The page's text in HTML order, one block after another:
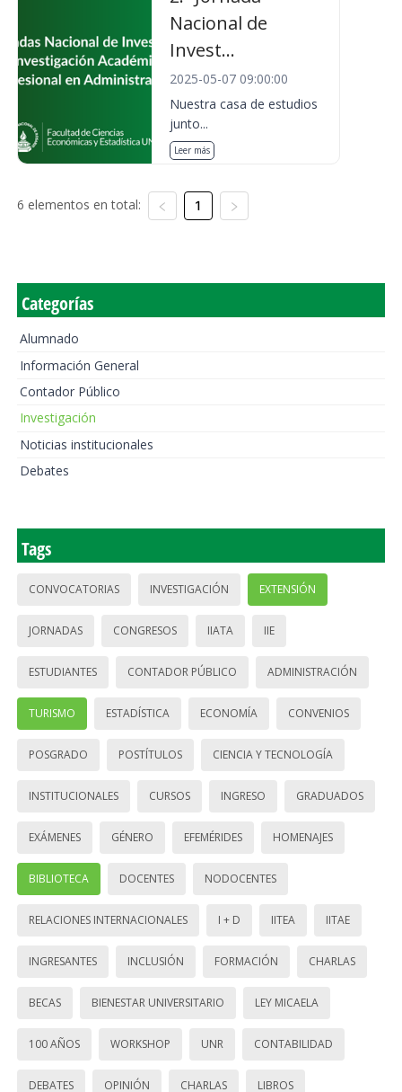
Nacional de
Invest...
2025-05-07 09:00:00
Nuestra casa de estudios
junto...
Leer más
6 elementos en total: 1
Categorías
Alumnado
Información General
Contador Público
Investigación
Noticias institucionales
Debates
Tags
CONVOCATORIAS INVESTIGACIÓN EXTENSIÓN
JORNADAS CONGRESOS IIATA IIE
ESTUDIANTES CONTADOR PÚBLICO ADMINISTRACIÓN
TURISMO ESTADÍSTICA ECONOMÍA CONVENIOS
POSGRADO POSTÍTULOS CIENCIA Y TECNOLOGÍA
INSTITUCIONALES CURSOS INGRESO GRADUADOS
EXÁMENES GÉNERO EFEMÉRIDES HOMENAJES
BIBLIOTECA DOCENTES NODOCENTES
RELACIONES INTERNACIONALES I + D IITEA IITAE
INGRESANTES INCLUSIÓN FORMACIÓN CHARLAS
BECAS BIENESTAR UNIVERSITARIO LEY MICAELA
100 AÑOS WORKSHOP UNR CONTABILIDAD
DEBATES OPINIÓN CHARLAS LIBROS